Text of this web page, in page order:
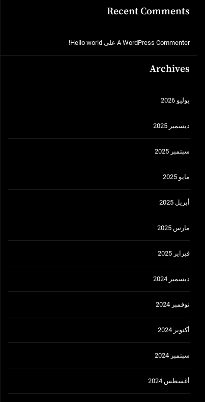
Recent Comments
A WordPress Commenter على Hello world!
Archives
يوليو 2026
ديسمبر 2025
سبتمبر 2025
مايو 2025
أبريل 2025
مارس 2025
فبراير 2025
ديسمبر 2024
نوفمبر 2024
أكتوبر 2024
سبتمبر 2024
أغسطس 2024